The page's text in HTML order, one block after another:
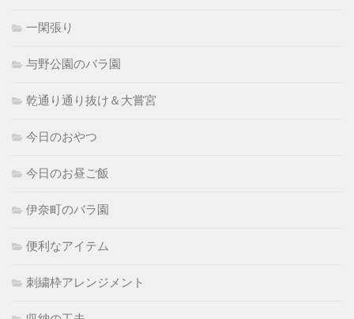
一閑張り
与野公園のバラ園
乾通り通り抜け＆大嘗宮
今日のおやつ
今日のお昼ご飯
伊奈町のバラ園
便利なアイテム
刺繍枠アレンジメント